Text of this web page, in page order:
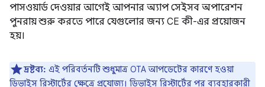
পাসওয়ার্ড দেওয়ার আগেই আপনার অ্যাপ সেইসব অপারেশন
পুনরায় শুরু করতে পারে যেগুলোর জন্য CE কী-এর প্রয়োজন
হয়।
দ্রষ্টব্য: এই পরিবর্তনটি শুধুমাত্র OTA আপডেটের কারণে হওয়া
ডিভাইস রিস্টার্টের ক্ষেত্রে প্রযোজ্য। ডিভাইস রিস্টার্টের পর ব্যবহারকারী